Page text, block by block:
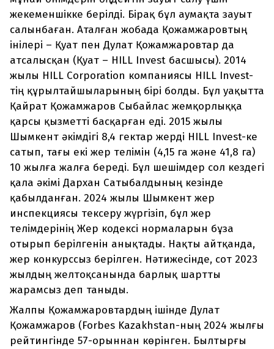
жекеменшікке берілді. Бірақ бұл аумақта зауыт
салынбаған. Аталған жобада Қожамжаровтың
інілері – Қуат пен Дулат Қожамжаровтар да
атсалысқан (Қуат – HILL Invest басшысы). 2014
жылы HILL Corporation компаниясы HILL Invest-
тің құрылтайшыларының бірі болды. Бұл уақытта
Қайрат Қожамжаров Сыбайлас жемқорлыққа
қарсы қызметті басқарған еді. 2015 жылы
Шымкент әкімдігі 8,4 гектар жерді HILL Invest-ке
сатып, тағы екі жер телімін (4,15 га және 41,8 га)
10 жылға жалға береді. Бұл шешімдер сол кездегі
қала әкімі Дархан Сатыбалдының кезінде
қабылданған. 2024 жылы Шымкент жер
инспекциясы тексеру жүргізіп, бұл жер
телімдерінің Жер кодексі нормаларын бұза
отырып берілгенін анықтады. Нақты айтқанда,
жер конкурссыз берілген. Нәтижесінде, сот 2023
жылдың желтоқсанында барлық шартты
жарамсыз деп таныды.
Жалпы Қожамжаровтардың ішінде Дулат
Қожамжаров (Forbes Kazakhstan-ның 2024 жылғы
рейтингінде 57-орыннан көрінген. Былтырғы